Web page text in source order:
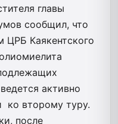
главы
сообщил, что
ЦРБ Каякентского
активно
ко второму туру.
после